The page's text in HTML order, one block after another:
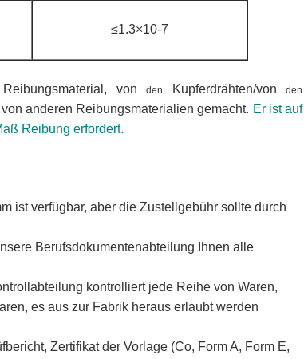
≤1.3×10-7
von den Kupferdrähten/von den
anderen Reibungsmaterialien gemacht. Er ist auf
Reibung erfordert.
ist verfügbar, aber die Zustellgebühr sollte durch
Berufsdokumentenabteilung Ihnen alle
kontrolliert jede Reihe von Waren,
es aus zur Fabrik heraus erlaubt werden
Zertifikat der Vorlage (Co, Form A, Form E,